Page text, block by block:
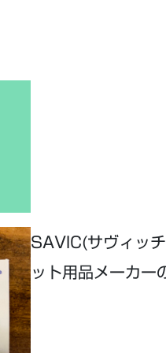
SAVIC(サヴィッ
ット用品メーカー